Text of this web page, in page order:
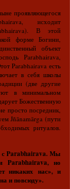
проявляющегося
исходит
В этой
форме Богини,
объект
Parabhairava,
Parabhairava есть
в себя школы
(две другие
в минимальном
Божественную
просто посредник,
Jñānamārga (пути
ритуалов.
с Parabhairava. Мы
Parabhairava, но
никаких нас», и
и повсюду».